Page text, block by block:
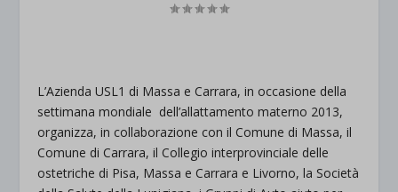
L’Azienda USL1 di Massa e Carrara, in occasione della
settimana mondiale dell’allattamento materno 2013,
organizza, in collaborazione con il Comune di Massa, il
Comune di Carrara, il Collegio interprovinciale delle
ostetriche di Pisa, Massa e Carrara e Livorno, la Società